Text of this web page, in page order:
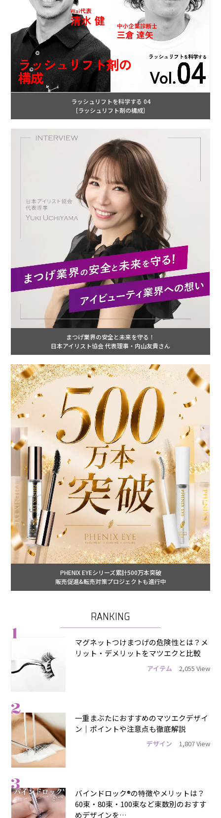
ラッシュリフトを科学する 04
［ラッシュリフト剤の構成］
まつげ業界の安全と未来を守る！
日本アイリスト協会 代表理事・内山友貴さん
PHENIX EYEシリーズ累計500万本突破
販売促進&転売対策プロジェクトも進行中
RANKING
1
マグネットつけまつげの危険性とは？メ
リット・デメリットをマツエクと比較
アイテム 2,055 View
2
一重まぶたにおすすめのマツエクデザイ
ン｜ポイントや注意点も徹底解説
デザイン 1,807 View
3
バインドロック®の特徴やメリットは？
60束・80束・100束など束数別のおすす
めデザインを…